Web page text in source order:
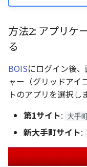
方法2: アプリケ
る
BOISにログイン後
ャー（グリッドアイ
トのアプリを選択し
第1サイト: 大手
新大手町サイト: